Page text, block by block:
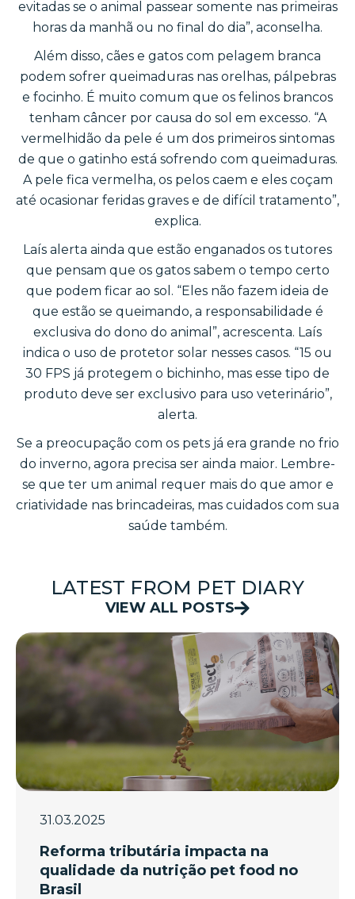
evitadas se o animal passear somente nas primeiras
horas da manhã ou no final do dia”, aconselha.
Além disso, cães e gatos com pelagem branca
podem sofrer queimaduras nas orelhas, pálpebras
e focinho. É muito comum que os felinos brancos
tenham câncer por causa do sol em excesso. “A
vermelhidão da pele é um dos primeiros sintomas
de que o gatinho está sofrendo com queimaduras.
A pele fica vermelha, os pelos caem e eles coçam
até ocasionar feridas graves e de difícil tratamento”,
explica.
Laís alerta ainda que estão enganados os tutores
que pensam que os gatos sabem o tempo certo
que podem ficar ao sol. “Eles não fazem ideia de
que estão se queimando, a responsabilidade é
exclusiva do dono do animal”, acrescenta. Laís
indica o uso de protetor solar nesses casos. “15 ou
30 FPS já protegem o bichinho, mas esse tipo de
produto deve ser exclusivo para uso veterinário”,
alerta.
Se a preocupação com os pets já era grande no frio
do inverno, agora precisa ser ainda maior. Lembre-
se que ter um animal requer mais do que amor e
criatividade nas brincadeiras, mas cuidados com sua
saúde também.
LATEST FROM PET DIARY
VIEW ALL POSTS
31.03.2025
Reforma tributária impacta na
qualidade da nutrição pet food no
Brasil